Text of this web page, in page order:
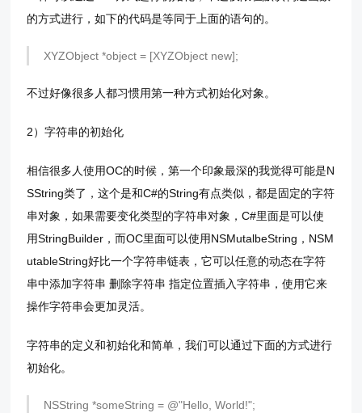
的方式进行，如下的代码是等同于上面的语句的。
XYZObject *object = [XYZObject new];
不过好像很多人都习惯用第一种方式初始化对象。
2）字符串的初始化
相信很多人使用OC的时候，第一个印象最深的我觉得可能是N
SString类了，这个是和C#的String有点类似，都是固定的字符
串对象，如果需要变化类型的字符串对象，C#里面是可以使
用StringBuilder，而OC里面可以使用NSMutalbeString，NSM
utableString好比一个字符串链表，它可以任意的动态在字符
串中添加字符串 删除字符串 指定位置插入字符串，使用它来
操作字符串会更加灵活。
字符串的定义和初始化和简单，我们可以通过下面的方式进行
初始化。
NSString *someString = @"Hello, World!";